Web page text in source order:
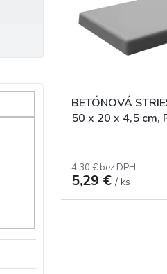
o
v
kBETÓNOVÁ
50 x 20 x 4,5 cm,
4,30 € bez DPH
5,29 € / ks